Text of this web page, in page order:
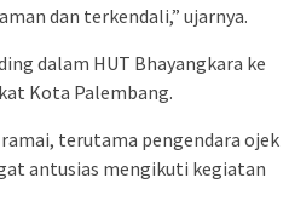
dan terkendali,” ujarnya.
dalam HUT Bhayangkara ke
Kota Palembang.
terutama pengendara ojek
antusias mengikuti kegiatan